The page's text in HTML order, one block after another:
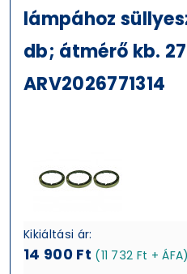
lámpához
db; átmérő kb.
ARV2026771314
Kikiáltási ár:
14 900 Ft (11 732 Ft + ÁFA)